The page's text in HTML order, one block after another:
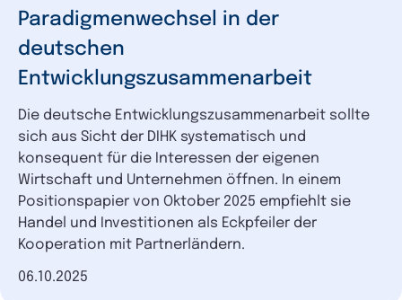
Paradigmenwechsel in der
deutschen
Entwicklungszusammenarbeit
Die deutsche Entwicklungszusammenarbeit sollte
sich aus Sicht der DIHK systematisch und
konsequent für die Interessen der eigenen
Wirtschaft und Unternehmen öffnen. In einem
Positionspapier von Oktober 2025 empfiehlt sie
Handel und Investitionen als Eckpfeiler der
Kooperation mit Partnerländern.
Datum der Veröffentlichung
06.10.2025